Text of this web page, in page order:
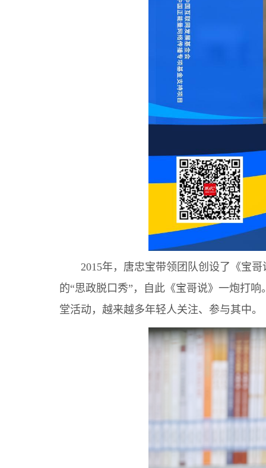
2015年，唐忠宝带领团队创设了《宝哥
的“思政脱口秀”，自此《宝哥说》一炮打
堂活动，越来越多年轻人关注、参与其中。